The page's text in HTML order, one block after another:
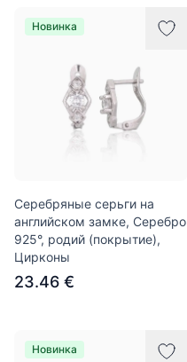
Новинка
Серебряные серьги на
английском замке, Серебро
925°, родий (покрытие),
Цирконы
23.46 €
Новинка